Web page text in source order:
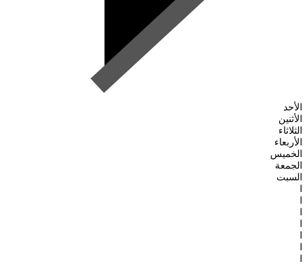
الأحد
الأثنين
الثلاثاء
الأربعاء
الخميس
الجمعة
السبت